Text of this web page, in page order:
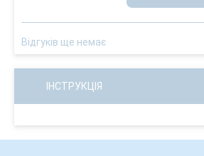
Відгуків ще немає
ІНСТРУКЦІЯ